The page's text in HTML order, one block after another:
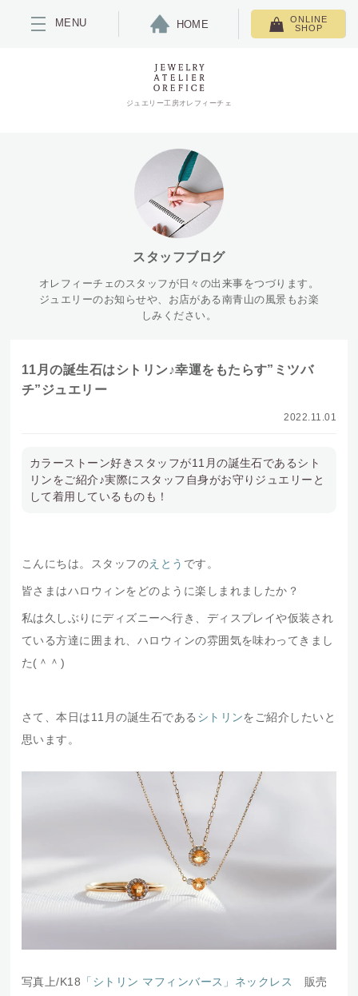
MENU HOME
ONLINE
SHOP
ジュエリー工房オレフィーチェ
スタッフブログ
オレフィーチェのスタッフが日々の出来事をつづります。
ジュエリーのお知らせや、お店がある南青山の風景もお楽
しみください。
11月の誕生石はシトリン♪幸運をもたらす”ミツバ
チ”ジュエリー
2022.11.01
カラーストーン好きスタッフが11月の誕生石であるシト
リンをご紹介♪実際にスタッフ自身がお守りジュエリーと
して着用しているものも！
こんにちは。スタッフのえとう です。
皆さまはハロウィンをどのように楽しまれましたか？
私は久しぶりにディズニーへ行き、ディスプレイや仮装され
ている方達に囲まれ、ハロウィンの雰囲気を味わってきまし
た(＾＾)
さて、本日は11月の誕生石である シトリンをご紹介したいと
思います。
写真上/K18 「シトリン マフィンバース」ネックレス
販売